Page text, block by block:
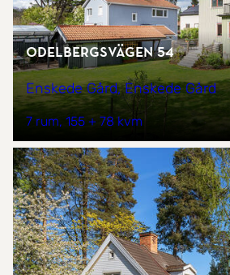
Odelbergsvägen 54
Enskede Gård, Enskede Gård
7 rum 155 + 78 kvm